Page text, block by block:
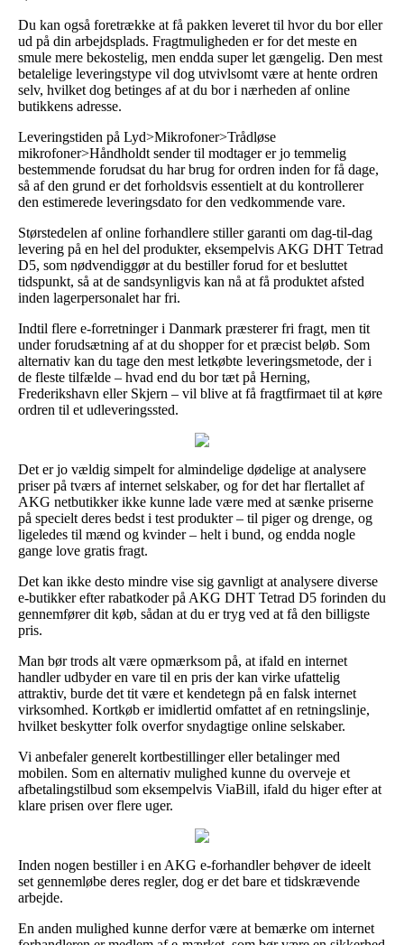
Du kan også foretrække at få pakken leveret til hvor du bor eller
ud på din arbejdsplads. Fragtmuligheden er for det meste en
smule mere bekostelig, men endda super let gængelig. Den mest
betalelige leveringstype vil dog utvivlsomt være at hente ordren
selv, hvilket dog betinges af at du bor i nærheden af online
butikkens adresse.
Leveringstiden på Lyd>Mikrofoner>Trådløse
mikrofoner>Håndholdt sender til modtager er jo temmelig
bestemmende forudsat du har brug for ordren inden for få dage,
så af den grund er det forholdsvis essentielt at du kontrollerer
den estimerede leveringsdato for den vedkommende vare.
Størstedelen af online forhandlere stiller garanti om dag-til-dag
levering på en hel del produkter, eksempelvis AKG DHT Tetrad
D5, som nødvendiggør at du bestiller forud for et besluttet
tidspunkt, så at de sandsynligvis kan nå at få produktet afsted
inden lagerpersonalet har fri.
Indtil flere e-forretninger i Danmark præsterer fri fragt, men tit
under forudsætning af at du shopper for et præcist beløb. Som
alternativ kan du tage den mest letkøbte leveringsmetode, der i
de fleste tilfælde – hvad end du bor tæt på Herning,
Frederikshavn eller Skjern – vil blive at få fragtfirmaet til at køre
ordren til et udleveringssted.
Det er jo vældig simpelt for almindelige dødelige at analysere
priser på tværs af internet selskaber, og for det har flertallet af
AKG netbutikker ikke kunne lade være med at sænke priserne
på specielt deres bedst i test produkter – til piger og drenge, og
ligeledes til mænd og kvinder – helt i bund, og endda nogle
gange love gratis fragt.
Det kan ikke desto mindre vise sig gavnligt at analysere diverse
e-butikker efter rabatkoder på AKG DHT Tetrad D5 forinden du
gennemfører dit køb, sådan at du er tryg ved at få den billigste
pris.
Man bør trods alt være opmærksom på, at ifald en internet
handler udbyder en vare til en pris der kan virke ufattelig
attraktiv, burde det tit være et kendetegn på en falsk internet
virksomhed. Kortkøb er imidlertid omfattet af en retningslinje,
hvilket beskytter folk overfor snydagtige online selskaber.
Vi anbefaler generelt kortbestillinger eller betalinger med
mobilen. Som en alternativ mulighed kunne du overveje et
afbetalingstilbud som eksempelvis ViaBill, ifald du higer efter at
klare prisen over flere uger.
Inden nogen bestiller i en AKG e-forhandler behøver de ideelt
set gennemløbe deres regler, dog er det bare et tidskrævende
arbejde.
En anden mulighed kunne derfor være at bemærke om internet